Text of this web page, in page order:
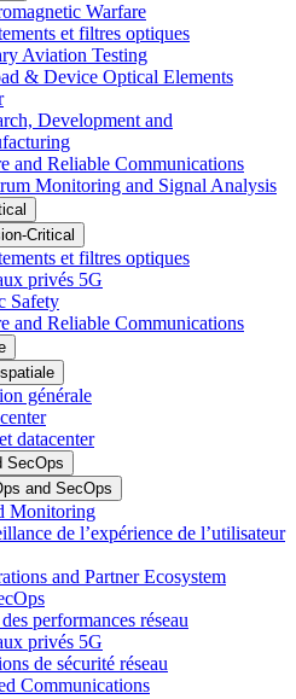
Warfare
et filtres optiques
Aviation Testing
& Device Optical Elements
Development and
and Reliable Communications
Monitoring and Signal Analysis
Critical
et filtres optiques
privés 5G
Safety
and Reliable Communications
générale
datacenter
SecOps
and SecOps
Monitoring
de l’expérience de l’utilisateur
and Partner Ecosystem
performances réseau
privés 5G
de sécurité réseau
Communications